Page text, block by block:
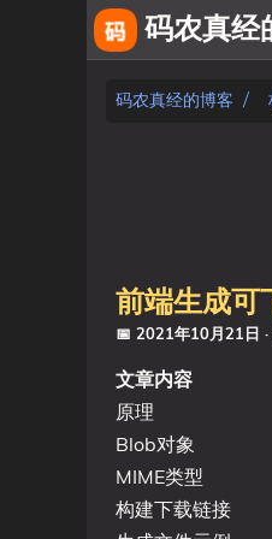
码农真经
关于
文章
标签
分类
系列
码农真经的博客
前端生成可
📅 2021年10月21日
文章内容
原理
Blob对象
MIME类型
构建下载链接